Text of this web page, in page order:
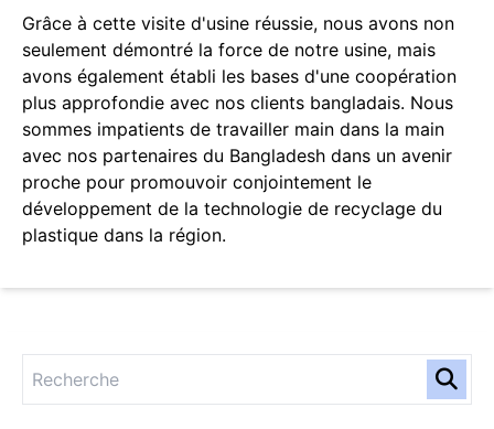
Grâce à cette visite d'usine réussie, nous avons non
seulement démontré la force de notre usine, mais
avons également établi les bases d'une coopération
plus approfondie avec nos clients bangladais. Nous
sommes impatients de travailler main dans la main
avec nos partenaires du Bangladesh dans un avenir
proche pour promouvoir conjointement le
développement de la technologie de recyclage du
plastique dans la région.